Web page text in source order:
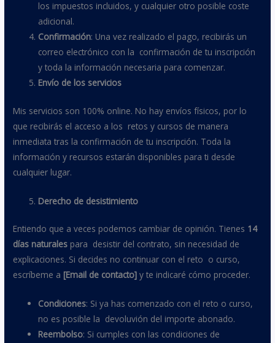
los impuestos incluidos, y cualquier otro posible coste
adicional.
Confirmación: Una vez realizado el pago, recibirás un
correo electrónico con la confirmación de tu inscripción
y toda la información necesaria para comenzar.
Envío de los servicios
Mis servicios son 100% online. No hay envíos físicos, por lo
que recibirás el acceso a los retos y cursos de manera
inmediata tras la confirmación de tu inscripción. Toda la
información y recursos estarán disponibles para ti desde
cualquier lugar.
Derecho de desistimiento
Entiendo que a veces podemos cambiar de opinión. Tienes 14
días naturales para desistir del contrato, sin necesidad de
explicaciones. Si decides no continuar con el reto o curso,
escríbeme a [Email de contacto]y te indicaré cómo proceder.
Condiciones: Si ya has comenzado con el reto o curso,
no es posible la devoluvión del importe abonado.
Reembolso: Si cumples con las condiciones de